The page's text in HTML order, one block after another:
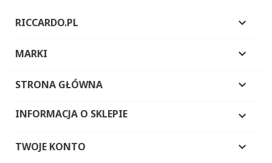
RICCARDO.PL 
MARKI 
STRONA GŁÓWNA 
INFORMACJA O SKLEPIE 
TWOJE KONTO 